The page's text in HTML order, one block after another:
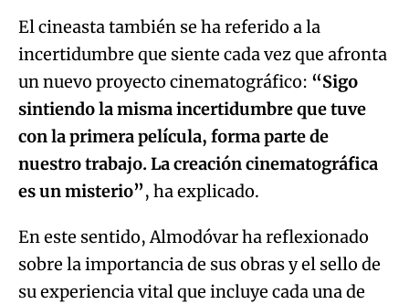
El cineasta también se ha referido a la
incertidumbre que siente cada vez que afronta
un nuevo proyecto cinematográfico: “Sigo
sintiendo la misma incertidumbre que tuve
con la primera película, forma parte de
nuestro trabajo. La creación cinematográfica
es un misterio”, ha explicado.
En este sentido, Almodóvar ha reflexionado
sobre la importancia de sus obras y el sello de
su experiencia vital que incluye cada una de